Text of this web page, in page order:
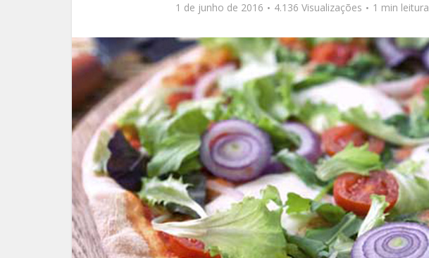
1 de junho de 2016 4.136 Visualizações 1 min leitura